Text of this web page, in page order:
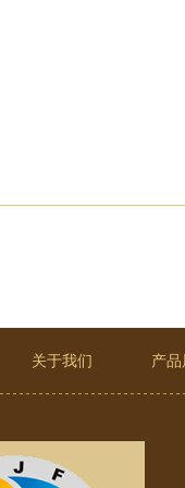
关于我们 产